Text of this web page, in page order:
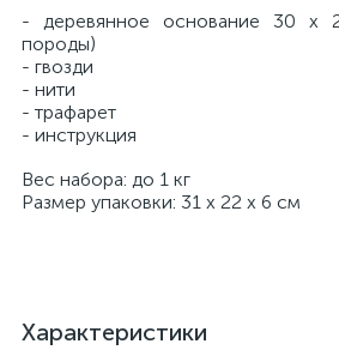
- деревянное основание 30 х
породы)
- гвозди
- нити
- трафарет
- инструкция
Вес набора: до 1 кг
Размер упаковки: 31 х 22 х 6 см
Характеристики